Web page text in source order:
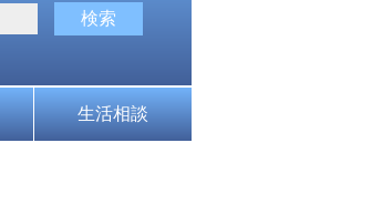
生活相談